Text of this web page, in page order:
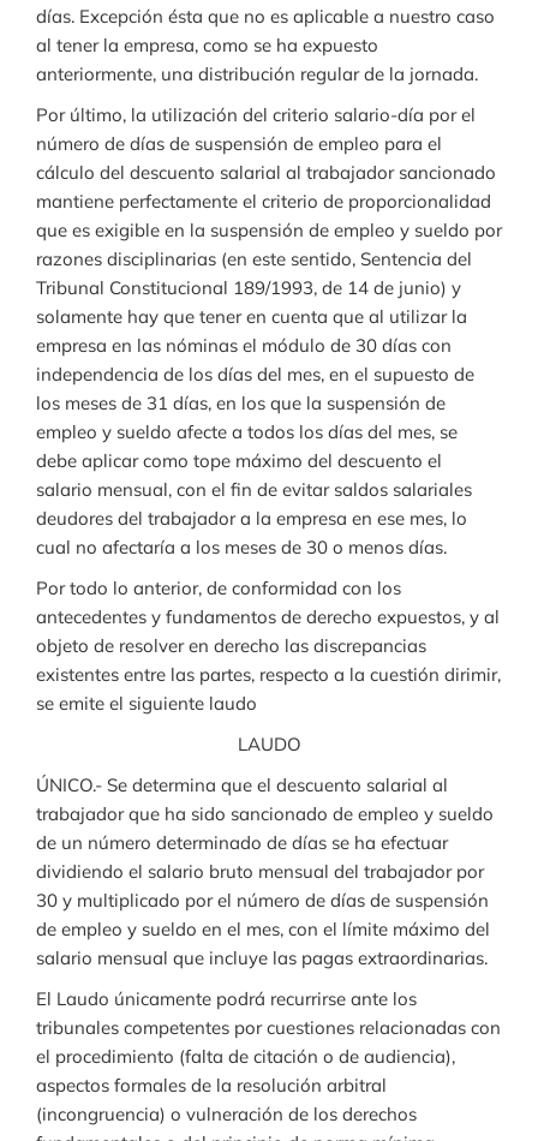
días. Excepción ésta que no es aplicable a nuestro caso
al tener la empresa, como se ha expuesto
anteriormente, una distribución regular de la jornada.
Por último, la utilización del criterio salario-día por el
número de días de suspensión de empleo para el
cálculo del descuento salarial al trabajador sancionado
mantiene perfectamente el criterio de proporcionalidad
que es exigible en la suspensión de empleo y sueldo por
razones disciplinarias (en este sentido, Sentencia del
Tribunal Constitucional 189/1993, de 14 de junio) y
solamente hay que tener en cuenta que al utilizar la
empresa en las nóminas el módulo de 30 días con
independencia de los días del mes, en el supuesto de
los meses de 31 días, en los que la suspensión de
empleo y sueldo afecte a todos los días del mes, se
debe aplicar como tope máximo del descuento el
salario mensual, con el fin de evitar saldos salariales
deudores del trabajador a la empresa en ese mes, lo
cual no afectaría a los meses de 30 o menos días.
Por todo lo anterior, de conformidad con los
antecedentes y fundamentos de derecho expuestos, y al
objeto de resolver en derecho las discrepancias
existentes entre las partes, respecto a la cuestión dirimir,
se emite el siguiente laudo
LAUDO
ÚNICO.- Se determina que el descuento salarial al
trabajador que ha sido sancionado de empleo y sueldo
de un número determinado de días se ha efectuar
dividiendo el salario bruto mensual del trabajador por
30 y multiplicado por el número de días de suspensión
de empleo y sueldo en el mes, con el límite máximo del
salario mensual que incluye las pagas extraordinarias.
El Laudo únicamente podrá recurrirse ante los
tribunales competentes por cuestiones relacionadas con
el procedimiento (falta de citación o de audiencia),
aspectos formales de la resolución arbitral
(incongruencia) o vulneración de los derechos